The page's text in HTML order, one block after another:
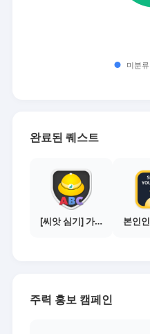
완료된 퀘스트
[씨앗 심기] 가이드보기 - 매체별 활동 가이드
주력 홍보 캠페인